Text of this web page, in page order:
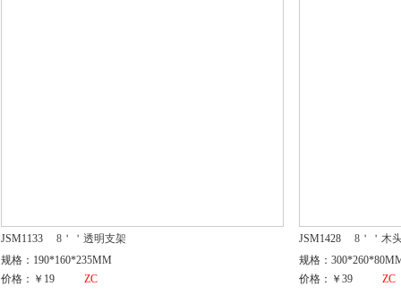
JSM1133
8＇＇透明支架
规格：190*160*235MM
价格：￥19
ZC
JSM1428
8＇＇木
规格：
价格：￥39
ZC